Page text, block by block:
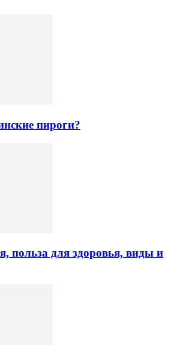
пироги?
польза для здоровья, виды и